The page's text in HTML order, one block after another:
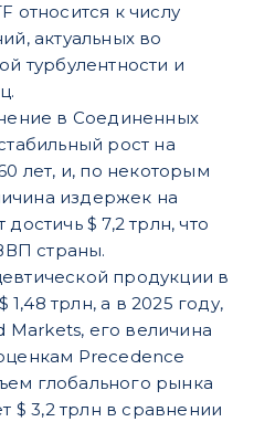
относится к числу
актуальных во
турбулентности и
в Соединенных
рост на
лет, и, по некоторым
издержек на
$ 7,2 трлн, что
страны.
продукции в
трлн, а в 2025 году,
Markets, его величина
Precedence
глобального рынка
$ 3,2 трлн в сравнении